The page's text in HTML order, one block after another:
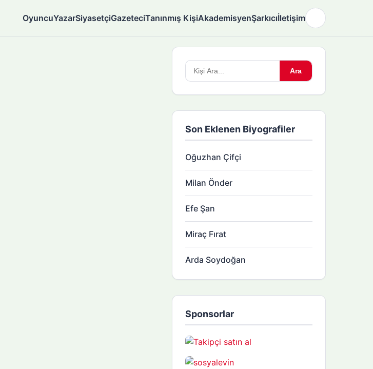
OyuncuYazarSiyasetçiGazeteciTanınmış KişiAkademisyenŞarkıcıİletişim
Arama
yapın:
Ara
Son Eklenen Biyografiler
Oğuzhan Çifçi
Milan Önder
Efe Şan
Miraç Fırat
Arda Soydoğan
Sponsorlar